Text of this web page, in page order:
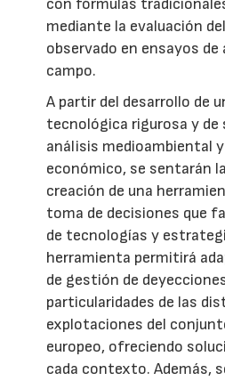
con fórmulas
mediante la evaluación
observado en ensayos de
campo.
A partir del desarrollo de
tecnológica rigurosa y de
análisis medioambiental
económico, se sentarán
creación de una
toma de decisiones que
de tecnologías y
herramienta permitirá
de gestión de
particularidades de las
explotaciones del
europeo, ofreciendo
cada contexto. Además,